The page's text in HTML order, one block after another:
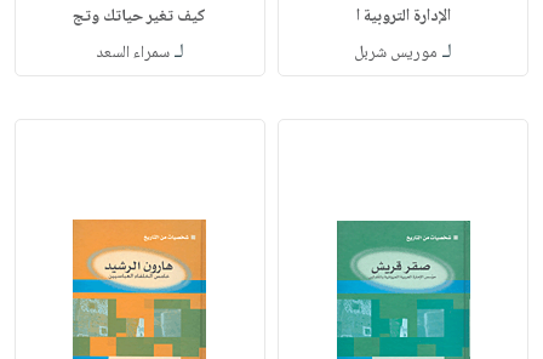
الإدارة التروبية ا
لـ موريس شربل
كيف تغير حياتك وتج
لـسمراء السعد